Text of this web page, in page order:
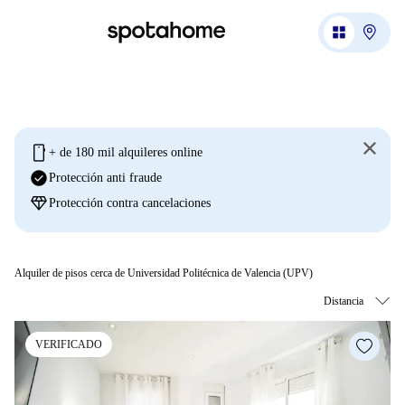
mobile + de 180 mil alquileres online
check_circleProtección anti fraude
diamondProtección contra cancelaciones
Alquiler de pisos cerca de Universidad Politécnica de Valencia (UPV)
VERIFICADO